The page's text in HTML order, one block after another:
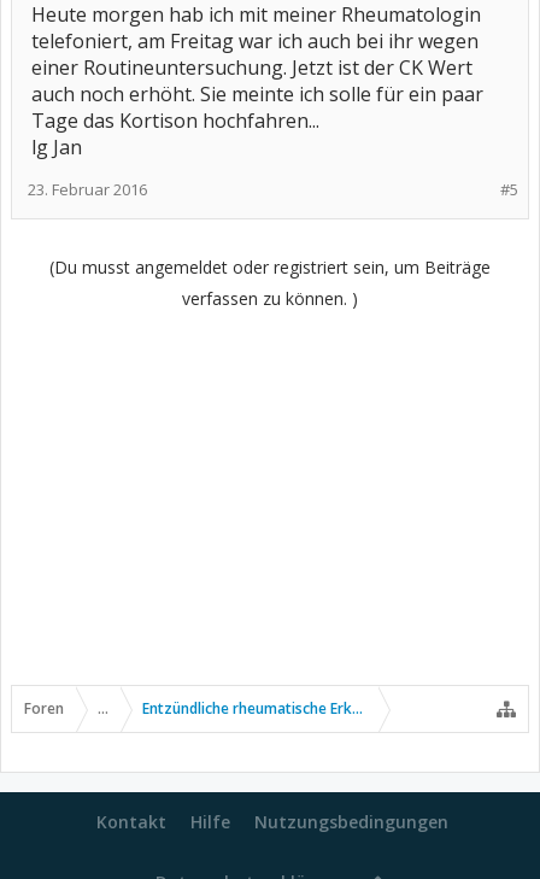
Heute morgen hab ich mit meiner Rheumatologin
telefoniert, am Freitag war ich auch bei ihr wegen
einer Routineuntersuchung. Jetzt ist der CK Wert
auch noch erhöht. Sie meinte ich solle für ein paar
Tage das Kortison hochfahren...
lg Jan
#5
23. Februar 2016
(Du musst angemeldet oder registriert sein, um Beiträge
verfassen zu können. )
Foren ... Entzündliche rheumatische Erkrankungen
Kontakt Hilfe Nutzungsbedingungen